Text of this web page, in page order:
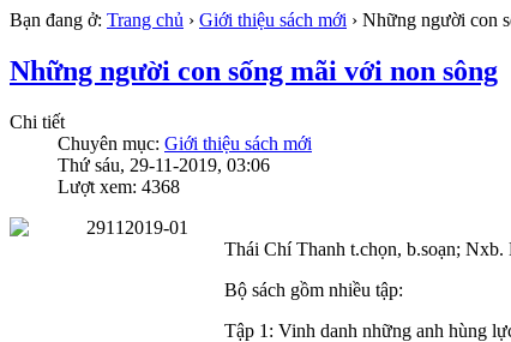
Bạn đang ở: Trang chủ › Giới thiệu sách mới › Những người con
Những người con sống mãi với non sông
Chi tiết
Chuyên mục: Giới thiệu sách mới
Thứ sáu, 29-11-2019, 03:06
Lượt xem: 4368
Thái Chí Thanh t.chọn, b.soạn; Nxb.
Bộ sách gồm nhiều tập:
Tập 1: Vinh danh những anh hùng